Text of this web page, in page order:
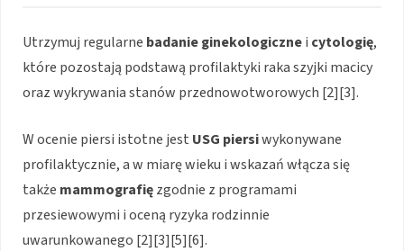
Utrzymuj regularne badanie ginekologicznei cytologię,
które pozostają podstawą profilaktyki raka szyjki macicy
oraz wykrywania stanów przednowotworowych [2][3].
W ocenie piersi istotne jest USG piersiwykonywane
profilaktycznie, a w miarę wieku i wskazań włącza się
także mammografięzgodnie z programami
przesiewowymi i oceną ryzyka rodzinnie
uwarunkowanego [2][3][5][6].